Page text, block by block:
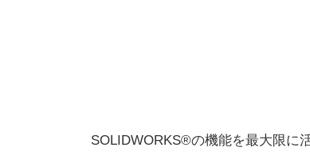
SOLIDWORKS®の機能を最大限に